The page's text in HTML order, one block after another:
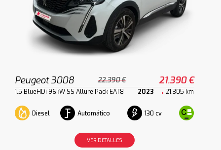
Peugeot 3008 22.390 € 21.390 €
1.5 BlueHDi 96kW SS Allure Pack EAT8 2023 21.305 km
Diesel Automático 130 cv
VER DETALLES